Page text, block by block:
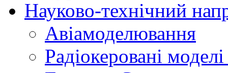
Науково-технічний
Авіамоделювання
Радіокеровані моделі